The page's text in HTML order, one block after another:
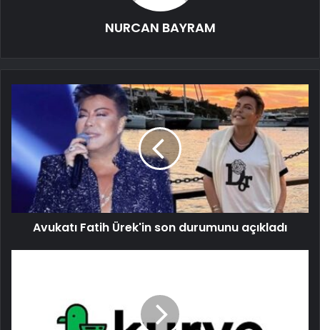
NURCAN BAYRAM
Avukatı Fatih Ürek'in son durumunu açıkladı